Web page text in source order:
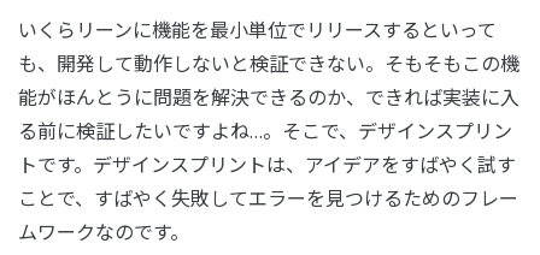
いくらリーンに機能を最小単位でリリースするといって
も、開発して動作しないと検証できない。そもそもこの機
能がほんとうに問題を解決できるのか、できれば実装に入
る前に検証したいですよね…。そこで、デザインスプリン
トです。デザインスプリントは、アイデアをすばやく試す
ことで、すばやく失敗してエラーを見つけるためのフレー
ムワークなのです。